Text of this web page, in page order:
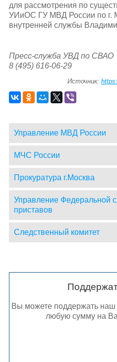
для рассмотрения по
УИиОС ГУ МВД России по г.
внутренней службы
Пресс-служба УВД по СВАО
8 (495) 616-06-29
Источник:
Управление МВД России
МЧС России
Прокуратура г.Москва
Управление Федеральной
приставов
Следственный комитет
Вы можете поддержать наш
любую сумму на